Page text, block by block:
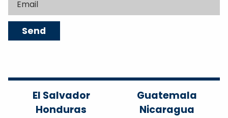
El Salvador
Guatemala
Honduras
Nicaragua